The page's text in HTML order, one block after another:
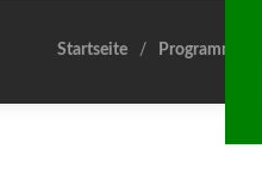
Startseite Programme